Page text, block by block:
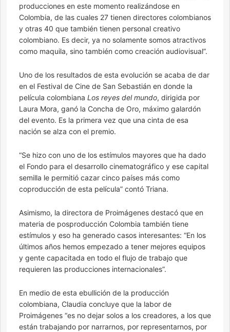
producciones en este momento realizándose en
Colombia, de las cuales 27 tienen directores colombianos
y otras 40 que también tienen personal creativo
colombiano. Es decir, ya no solamente somos atractivos
como maquila, sino también como creación audiovisual”.
Uno de los resultados de esta evolución se acaba de dar
en el Festival de Cine de San Sebastián en donde la
película colombiana Los reyes del mundo, dirigida por
Laura Mora, ganó la Concha de Oro, máximo galardón
del evento. Es la primera vez que una cinta de esa
nación se alza con el premio.
“Se hizo con uno de los estímulos mayores que ha dado
el Fondo para el desarrollo cinematográfico y ese capital
semilla le permitió cazar cinco países más como
coproducción de esta película” contó Triana.
Asimismo, la directora de Proimágenes destacó que en
materia de posproducción Colombia también tiene
estímulos y eso ha generado casos interesantes: “En los
últimos años hemos empezado a tener mejores equipos
y gente capacitada en todo el flujo de trabajo que
requieren las producciones internacionales”.
En medio de esta ebullición de la producción
colombiana, Claudia concluye que la labor de
Proimágenes “es no dejar solos a los creadores, a los que
están trabajando por narrarnos, por representarnos, por